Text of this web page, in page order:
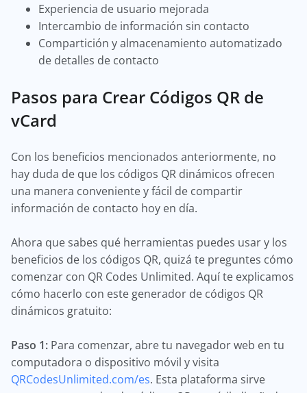
Experiencia de usuario mejorada
Intercambio de información sin contacto
Compartición y almacenamiento automatizado
de detalles de contacto
Pasos para Crear Códigos QR de
vCard
Con los beneficios mencionados anteriormente, no
hay duda de que los códigos QR dinámicos ofrecen
una manera conveniente y fácil de compartir
información de contacto hoy en día.
Ahora que sabes qué herramientas puedes usar y los
beneficios de los códigos QR, quizá te preguntes cómo
comenzar con QR Codes Unlimited. Aquí te explicamos
cómo hacerlo con este generador de códigos QR
dinámicos gratuito:
Paso 1: Para comenzar, abre tu navegador web en tu
computadora o dispositivo móvil y visita
QRCodesUnlimited.com/es. Esta plataforma sirve